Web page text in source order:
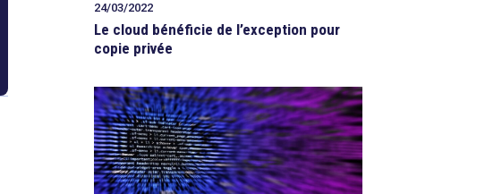
24/03/2022
Le cloud bénéficie de l’exception pour
copie privée